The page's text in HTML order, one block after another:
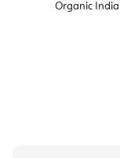
Organic